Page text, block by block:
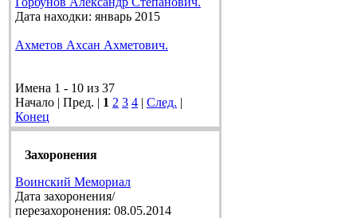
Дата находки: январь 2015
Ахметов Ахсан Ахметович.
Имена 1 - 10 из 37
Начало | Пред. | 1 2 3 4 | След. |
Конец
Захоронения
Воинский Мемориал
Дата захоронения/
перезахоронения: 08.05.2014